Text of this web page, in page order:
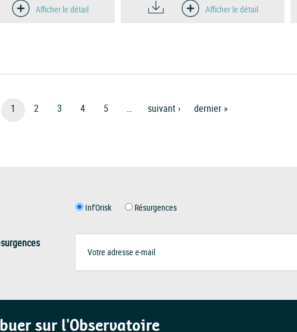
Afficher le détail
Afficher le détail
Page
1 Page
2 Page
3 Page
4 Page
5 …
Page
Suivant ›
Dernière
Dernier »
Inf'Orisk Résurgences
sur l'Observatoire